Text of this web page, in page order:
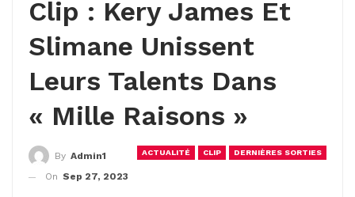
Clip : Kery James Et
Slimane Unissent
Leurs Talents Dans
« Mille Raisons »
ACTUALITÉ CLIP DERNIÈRES SORTIES
By Admin1
On Sep 27, 2023